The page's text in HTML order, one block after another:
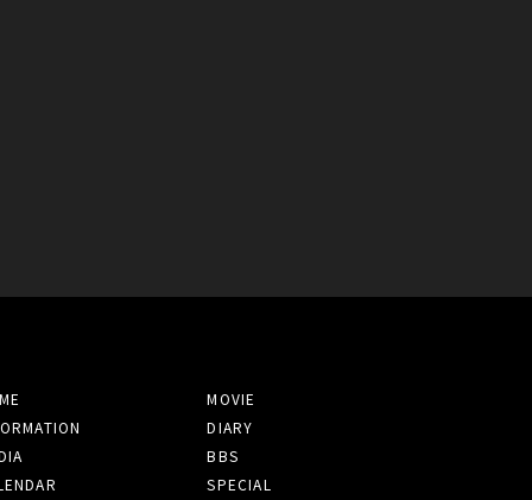
MOVIE
DIARY
BBS
SPECIAL